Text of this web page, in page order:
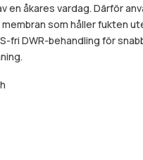
en åkares vardag. Därför
som håller fukten
fri DWR-behandling för